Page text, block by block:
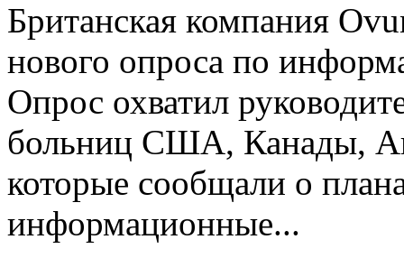
Британская компания
нового опроса по
Опрос охватил
больниц США, Канады,
которые сообщали о
информационные...